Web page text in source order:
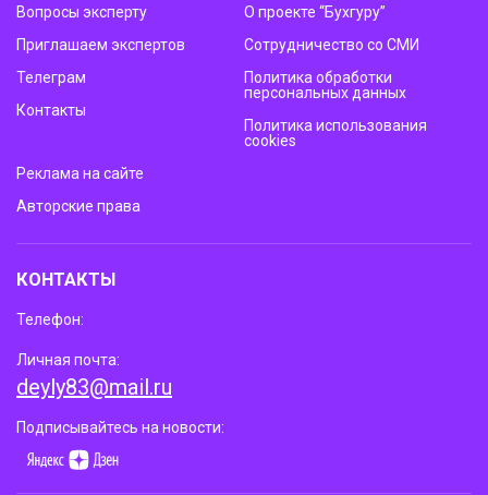
Вопросы эксперту
Приглашаем экспертов
Телеграм
Контакты
О проекте “Бухгуру”
Сотрудничество со СМИ
Политика обработки
персональных данных
Политика использования
cookies
Реклама на сайте
Авторские права
КОНТАКТЫ
Телефон:
Личная почта:
deyly83@mail.ru
Подписывайтесь на новости: